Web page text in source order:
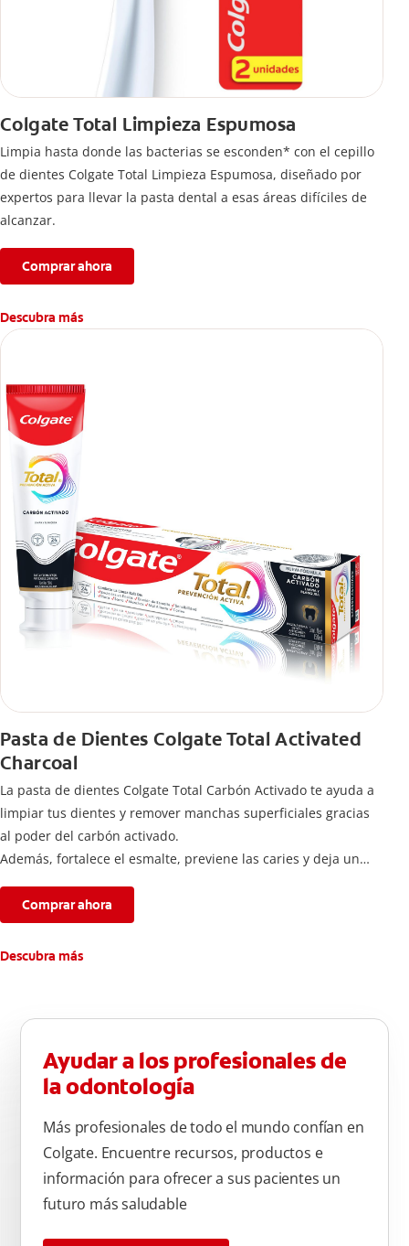
Colgate Total Limpieza Espumosa
Limpia hasta donde las bacterias se esconden* con el cepillo
de dientes Colgate Total Limpieza Espumosa, diseñado por
expertos para llevar la pasta dental a esas áreas difíciles de
alcanzar.
Comprar ahora
Descubra más
Pasta de Dientes Colgate Total Activated
Charcoal
La pasta de dientes Colgate Total Carbón Activado te ayuda a
limpiar tus dientes y remover manchas superficiales gracias
al poder del carbón activado.
Además, fortalece el esmalte, previene las caries y deja un
Comprar ahora
Descubra más
Ayudar a los profesionales de
la odontología
Más profesionales de todo el mundo confían en
Colgate. Encuentre recursos, productos e
información para ofrecer a sus pacientes un
futuro más saludable